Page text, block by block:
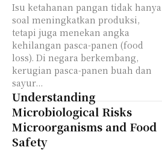
Isu ketahanan pangan tidak hanya
soal meningkatkan produksi,
tetapi juga menekan angka
kehilangan pasca-panen (food
loss). Di negara berkembang,
kerugian pasca-panen buah dan
sayur...
Understanding
Microbiological Risks
Microorganisms and Food
Safety